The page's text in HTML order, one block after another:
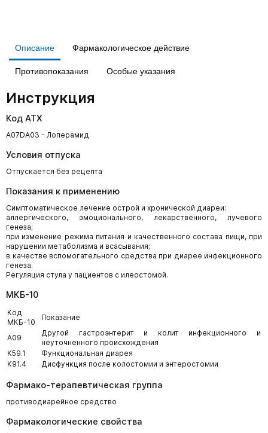
Описание Фармакологическое действие
Противопоказания Особые указания
Инструкция
Код АТХ
A07DA03 - Лоперамид
Условия отпуска
Отпускается без рецепта
Показания к применению
Симптоматическое лечение острой и хронической диареи:
аллергического, эмоционального, лекарственного, лучевого
генеза;
при изменение режима питания и качественного состава пищи, при
нарушении метаболизма и всасывания;
в качестве вспомогательного средства при диарее инфекционного
генеза.
Регуляция стула у пациентов с илеостомой.
МКБ-10
Код
МКБ-10
Показание
A09
Другой гастроэнтерит и колит инфекционного и
неуточненного происхождения
K59.1
Функциональная диарея
K91.4
Дисфункция после колостомии и энтеростомии
Фармако-терапевтическая группа
противодиарейное средство
Фармакологические свойства